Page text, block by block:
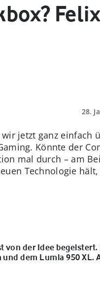
28.
jetzt ganz einfach
Könnte der
mal durch – am
Technologie
der Idee begeistert.
dem Lumia 950 XL.